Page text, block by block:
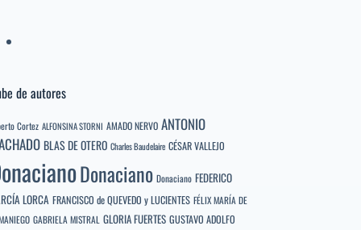
de autores
Cortez ALFONSINA STORNI AMADO NERVO ANTONIO
BLAS DE OTERO Charles Baudelaire CÉSAR VALLEJO
Donaciano Donaciano FEDERICO
LORCA FRANCISCO de QUEVEDO y LUCIENTES FÉLIX MARÍA DE
GABRIELA MISTRAL GLORIA FUERTES GUSTAVO ADOLFO